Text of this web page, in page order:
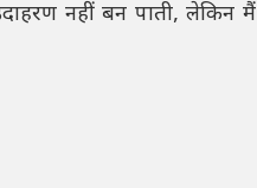
नहीं बन पाती, लेकिन मैं